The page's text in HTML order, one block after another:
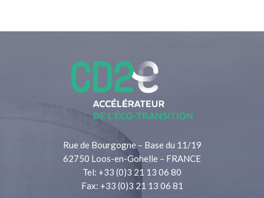
Rue de Bourgogne – Base du 11/19
62750 Loos-en-Gohelle – FRANCE
Tel: +33 (0)3 21 13 06 80
Fax: +33 (0)3 21 13 06 81